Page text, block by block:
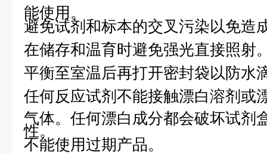
能使用。
避免试剂和标本的交叉污染以免造
在储存和温育时避免强光直接照射
平衡至室温后再打开密封袋以防水
任何反应试剂不能接触漂白溶剂或
气体。任何漂白成分都会破坏试剂
性。
不能使用过期产品。